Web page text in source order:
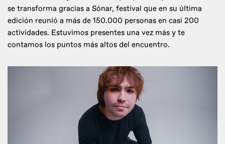
se transforma gracias a Sónar, festival que en su última
edición reunió a más de 150.000 personas en casi 200
actividades. Estuvimos presentes una vez más y te
contamos los puntos más altos del encuentro.